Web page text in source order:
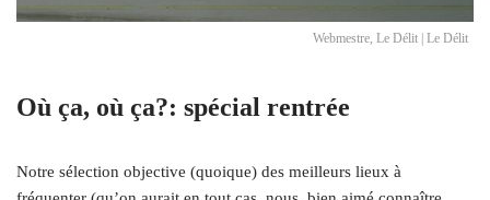
Webmestre, Le Délit | Le Délit
Où ça, où ça?: spécial rentrée
Notre sélection objective (quoique) des meilleurs lieux à